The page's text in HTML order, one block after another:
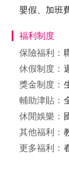
嬰假、加班
福利制度
保險福利：
休假制度：
獎金制度：
輔助津貼：
休閒娛樂：
其他福利：
更多福利：